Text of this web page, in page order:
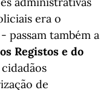
era o
passam também a
Registos e do
de